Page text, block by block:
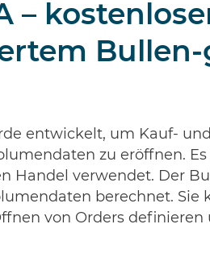
–
Bullen-
entwickelt, um Kauf-
zu eröffnen.
Handel verwendet. Der
berechnet. Sie
von Orders definieren